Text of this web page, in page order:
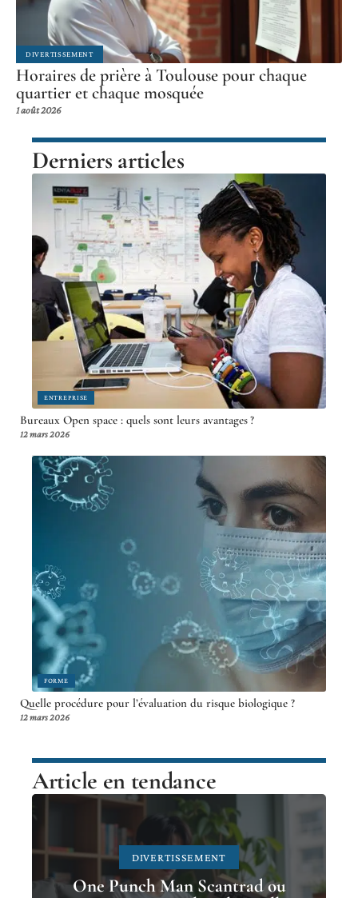
DIVERTISSEMENT
Horaires de prière à Toulouse pour chaque
quartier et chaque mosquée
1 août 2026
Derniers articles
ENTREPRISE
Bureaux Open space : quels sont leurs avantages ?
12 mars 2026
FORME
Quelle procédure pour l’évaluation du risque biologique ?
12 mars 2026
Article en tendance
DIVERTISSEMENT
One Punch Man Scantrad ou